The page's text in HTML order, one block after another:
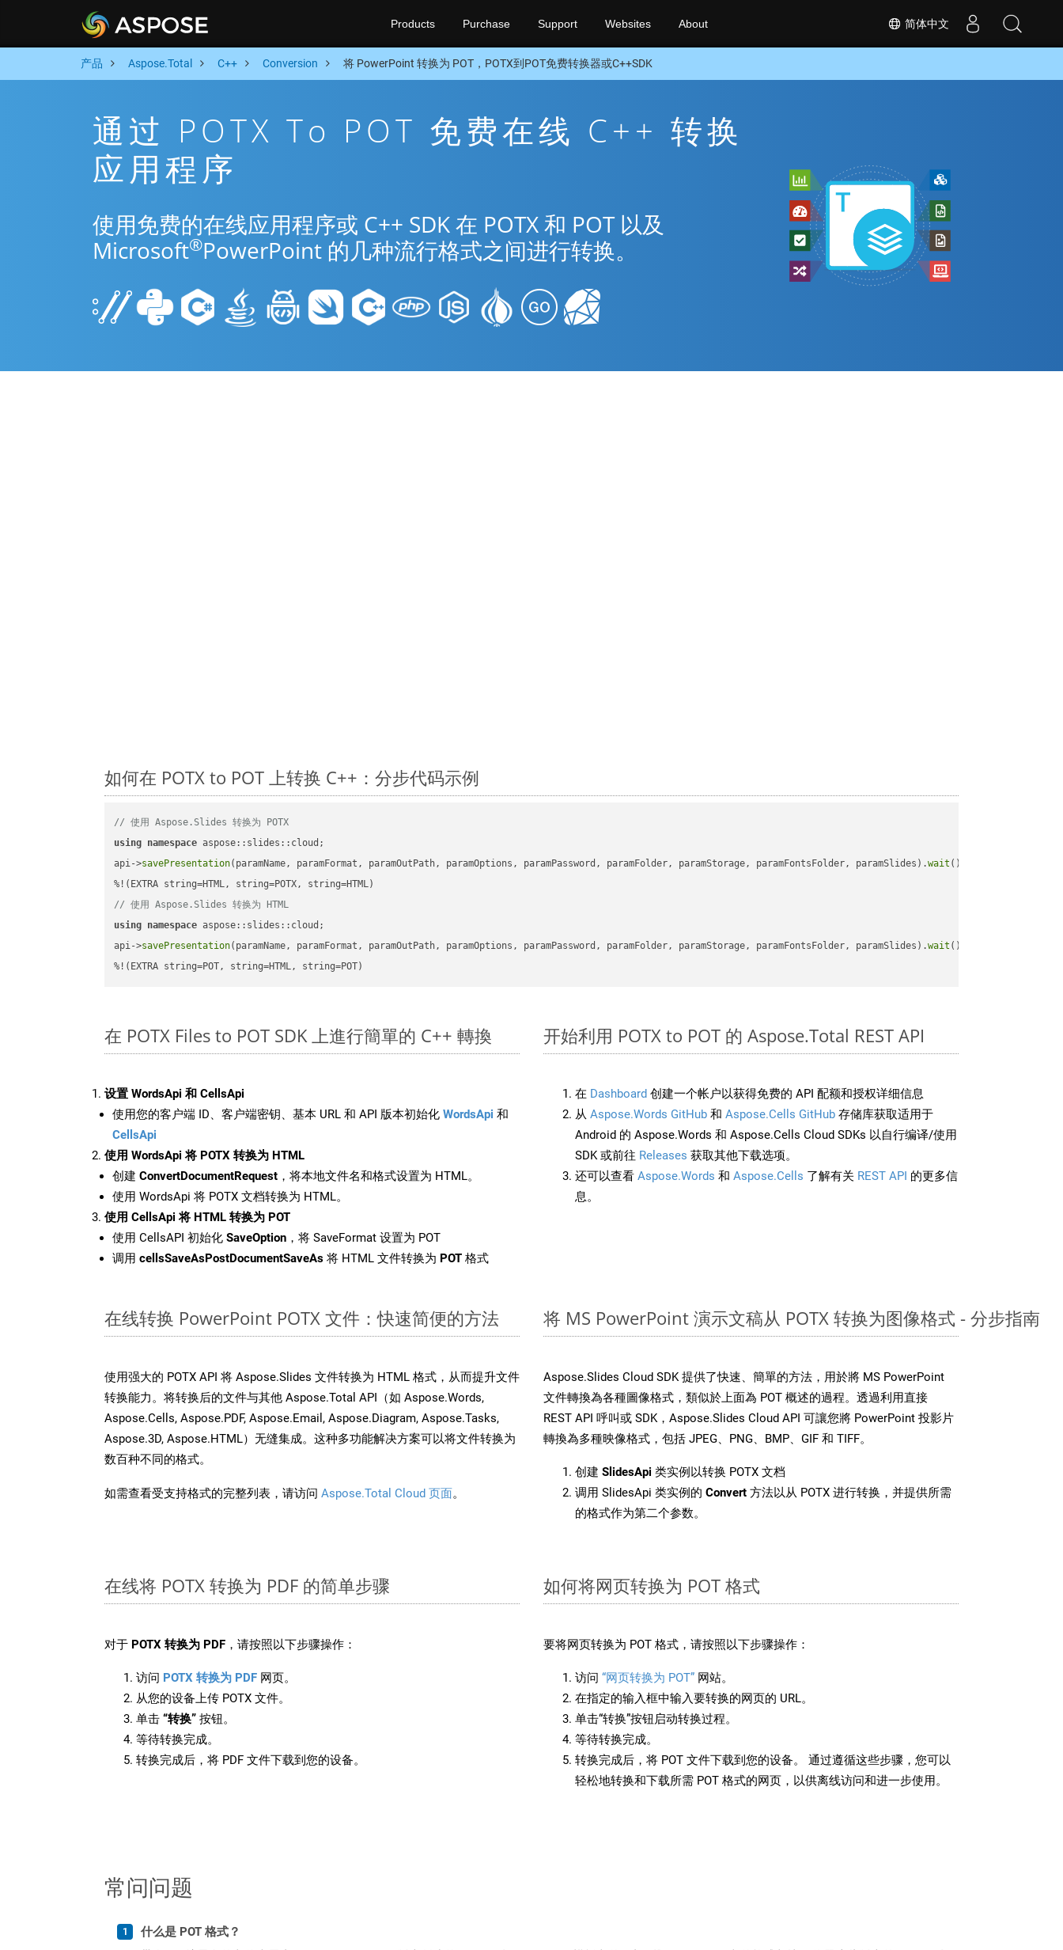
简体中文
Products Purchase Support Websites About
产品 Aspose.Total C++ Conversion 将 PowerPoint 转换为 POT，POTX到POT免费转换器或C++SDK
通过 POTX To POT 免费在线 C++ 转换
应用程序
使用免费的在线应用程序或 C++ SDK 在 POTX 和 POT 以及
Microsoft®PowerPoint 的几种流行格式之间进行转换。
如何在 POTX to POT 上转换 C++：分步代码示例
// 使用 Aspose.Slides 转换为 POTX
using namespace aspose::slides::cloud;
api->savePresentation(paramName, paramFormat, paramOutPath, paramOptions, paramPassword, paramFolder, paramStorage, paramFontsFolder, paramSlides).wait ();
// 使用 Aspose.Slides 转换为 HTML
using namespace aspose::slides::cloud;
api->savePresentation(paramName, paramFormat, paramOutPath, paramOptions, paramPassword, paramFolder, paramStorage, paramFontsFolder, paramSlides).wait ();
%!(EXTRA string=POT, string=HTML, string=POT)
在 POTX Files to POT SDK 上進行簡單的 C++ 轉換
设置 WordsApi 和 CellsApi
使用您的客户端 ID、客户端密钥、基本 URL 和 API 版本初始化 WordsApi 和
CellsApi
使用 WordsApi 将 POTX 转换为 HTML
创建 ConvertDocumentRequest ，将本地文件名和格式设置为 HTML。
使用 WordsApi 将 POTX 文档转换为 HTML。
使用 CellsApi 将 HTML 转换为 POT
使用 CellsAPI 初始化 SaveOption ，将 SaveFormat 设置为 POT
调用 cellsSaveAsPostDocumentSaveAs 将 HTML 文件转换为 POT 格式
开始利用 POTX to POT 的 Aspose.Total REST API
在 Dashboard 创建一个帐户以获得免费的 API 配额和授权详细信息
从 Aspose.Words GitHub 和 Aspose.Cells GitHub 存储库获取适用于
Android 的 Aspose.Words 和 Aspose.Cells Cloud SDKs 以自行编译/使用
SDK 或前往 Releases 获取其他下载选项。
还可以查看 Aspose.Words 和 Aspose.Cells 了解有关 REST API 的更多信
息。
在线转换 PowerPoint POTX 文件：快速简便的方法
使用强大的 POTX API 将 Aspose.Slides 文件转换为 HTML 格式，从而提升文件
转换能力。将转换后的文件与其他 Aspose.Total API（如 Aspose.Words,
Aspose.Cells, Aspose.PDF, Aspose.Email, Aspose.Diagram, Aspose.Tasks,
Aspose.3D, Aspose.HTML）无缝集成。这种多功能解决方案可以将文件转换为
数百种不同的格式。
如需查看受支持格式的完整列表，请访问 Aspose.Total Cloud 页面。
将 MS PowerPoint 演示文稿从 POTX 转换为图像格式 - 分步指南
Aspose.Slides Cloud SDK 提供了快速、簡單的方法，用於將 MS PowerPoint
文件轉換為各種圖像格式，類似於上面為 POT 概述的過程。透過利用直接
REST API 呼叫或 SDK，Aspose.Slides Cloud API 可讓您將 PowerPoint 投影片
轉換為多種映像格式，包括 JPEG、PNG、BMP、GIF 和 TIFF。
创建 SlidesApi 类实例以转换 POTX 文档
调用 SlidesApi 类实例的 Convert 方法以从 POTX 进行转换，并提供所需
的格式作为第二个参数。
在线将 POTX 转换为 PDF 的简单步骤
对于 POTX 转换为 PDF ，请按照以下步骤操作：
访问 POTX 转换为 PDF 网页。
从您的设备上传 POTX 文件。
单击 “转换” 按钮。
等待转换完成。
转换完成后，将 PDF 文件下载到您的设备。
如何将网页转换为 POT 格式
要将网页转换为 POT 格式，请按照以下步骤操作：
访问 “网页转换为 POT” 网站。
在指定的输入框中输入要转换的网页的 URL。
单击“转换”按钮启动转换过程。
等待转换完成。
转换完成后，将 POT 文件下载到您的设备。 通过遵循这些步骤，您可以
轻松地转换和下载所需 POT 格式的网页，以供离线访问和进一步使用。
常问问题
什么是 POT 格式？